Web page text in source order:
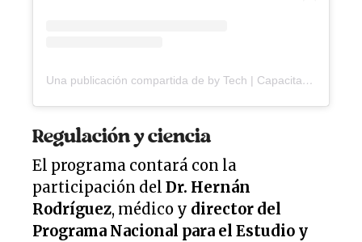
Una publicación compartida de by Tech | Capacitaciones - área de la salud (@bytech.py)
Regulación y ciencia
El programa contará con la
participación del Dr. Hernán
Rodríguez, médico y director del
Programa Nacional para el Estudio y